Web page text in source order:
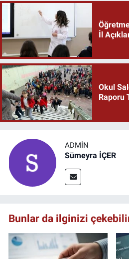
İl
Okul
Raporu
ADMIN
Sümeyra İÇER
Bunlar da ilginizi